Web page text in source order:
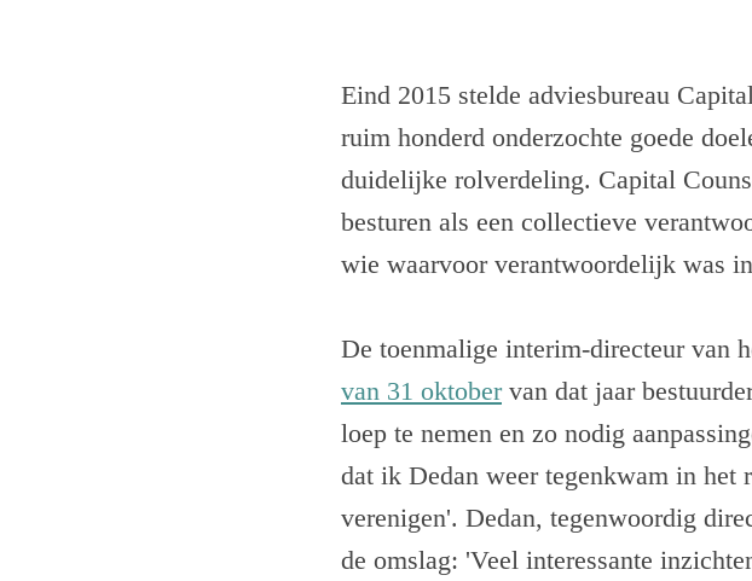
Eind 2015 stelde adviesbureau
ruim honderd onderzochte goede
duidelijke rolverdeling. Capital
besturen als een collectieve
wie waarvoor verantwoordelijk was
De toenmalige interim-directeur van
van 31 oktobervan dat jaar
loep te nemen en zo nodig
dat ik Dedan weer tegenkwam in het
verenigen'. Dedan, tegenwoordig
de omslag: 'Veel interessante